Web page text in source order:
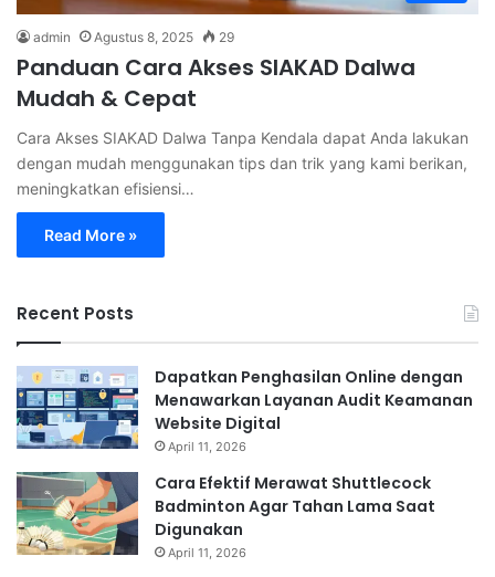
admin Agustus 8, 2025 29
Panduan Cara Akses SIAKAD Dalwa
Mudah & Cepat
Cara Akses SIAKAD Dalwa Tanpa Kendala dapat Anda lakukan
dengan mudah menggunakan tips dan trik yang kami berikan,
meningkatkan efisiensi…
Read More »
Recent Posts
Dapatkan Penghasilan Online dengan
Menawarkan Layanan Audit Keamanan
Website Digital
April 11, 2026
Cara Efektif Merawat Shuttlecock
Badminton Agar Tahan Lama Saat
Digunakan
April 11, 2026